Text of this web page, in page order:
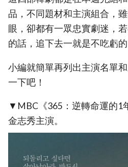
品，不同題材和主演組合，
眼，卻都有一眾忠實劇迷，
的話，追下去一就是不吃虧的
小編就簡單再列出主演名單
一下吧！
▼MBC《365：逆轉命運的1
金志秀主演。